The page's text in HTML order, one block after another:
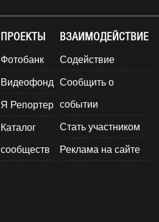
ПРОЕКТЫ
Фотобанк
Видеофонд
Я Репортер
Каталог
сообществ
ВЗАИМОДЕЙСТВИЕ
Содействие
Сообщить о
событии
Стать участником
Реклама на сайте